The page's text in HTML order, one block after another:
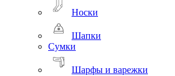
Носки
Шапки
Сумки
Шарфы и варежки